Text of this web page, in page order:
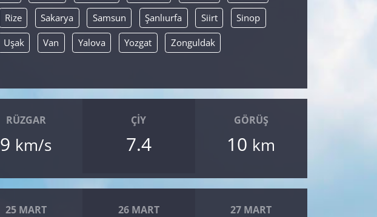
Rize Sakarya Samsun Şanlıurfa Siirt Sinop
Uşak Van Yalova Yozgat Zonguldak
RÜZGAR
9 km/s
ÇIY
7.4
GÖRÜŞ
10 km
25 MART 26 MART 27 MART